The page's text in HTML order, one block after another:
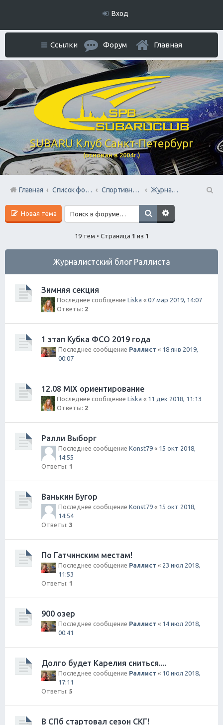
Вход
SUBARU Клуб Санкт-Петербург
(основан в 2004г.)
Ссылки Форум Главная
Главная Список форумов Спортивный раздел
Журналистский блог Раллиста
Новая тема
19 тем • Страница 1 из 1
Журналистский блог Раллиста
Зимняя секция
Последнее сообщение Liska « 07 мар 2019, 14:07
Ответы: 2
1 этап Кубка ФСО 2019 года
Последнее сообщение Раллист « 18 янв 2019,
00:07
12.08 MIX ориентирование
Последнее сообщение Liska « 11 дек 2018, 11:13
Ответы: 2
Ралли Выборг
Последнее сообщение Konst79 « 15 окт 2018,
14:55
Ответы: 1
Ванькин Бугор
Последнее сообщение Konst79 « 15 окт 2018,
14:54
Ответы: 3
По Гатчинским местам!
Последнее сообщение Раллист « 23 июл 2018,
11:53
Ответы: 1
900 озер
Последнее сообщение Раллист « 14 июл 2018,
00:41
Долго будет Карелия сниться....
Последнее сообщение Раллист « 10 июл 2018,
17:11
Ответы: 5
В СПб стартовал сезон СКГ!